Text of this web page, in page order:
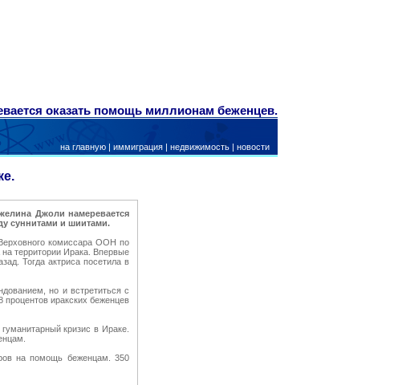
оказать помощь миллионам беженцев.
на главную | иммиграция | недвижимость | новости
Джоли намеревается
суннитами и шиитами.
комиссара ООН по
территории Ирака. Впервые
Тогда актриса посетила в
но и встретиться с
иракских беженцев
кризис в Ираке.
на помощь беженцам. 350